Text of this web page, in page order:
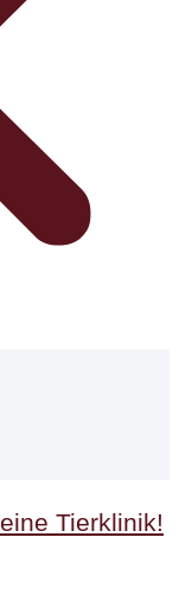
Tierklinik!